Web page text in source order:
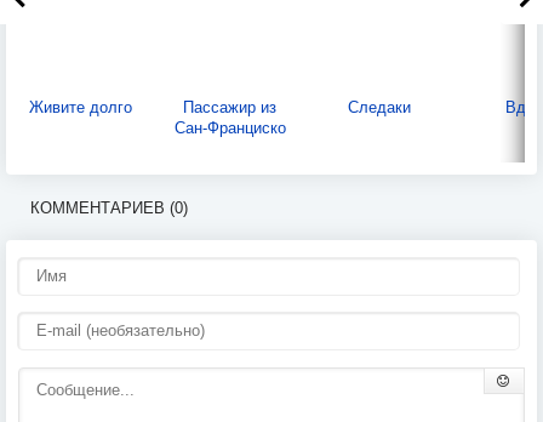
Живите долго
Пассажир из
Сан-Франциско
Следаки
КОММЕНТАРИЕВ (0)